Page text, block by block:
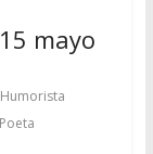
mayo
Humorista
Poeta